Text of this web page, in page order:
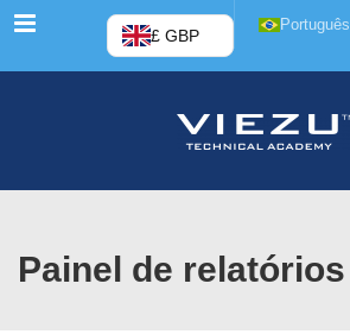
Menu £ GBP
Português
Painel de relatórios